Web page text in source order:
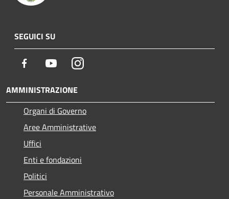
SEGUICI SU
Facebook YoutubeInstagram
AMMINISTRAZIONE
Organi di Governo
Aree Amministrative
Uffici
Enti e fondazioni
Politici
Personale Amministrativo